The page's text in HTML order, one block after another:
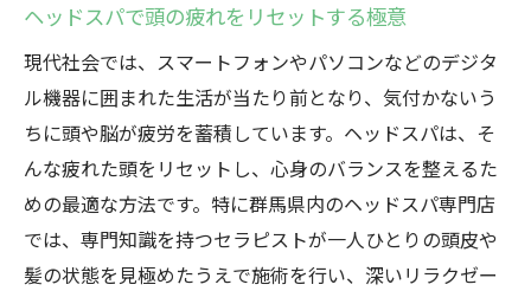
有水・ドライなど施術タイプの違い
群馬県ヘッドスパで得られる満足感とは
究極の60分が頭の疲れを癒す理由
60分ヘッドスパで得られる効果一覧
時間ごとのリラクゼーション体感比較
脳の休息と頭皮ケアが同時に叶う秘密
究極の60分が人気な理由に迫る
ヘッドスパで頭の疲れをリセットする極意
現代社会では、スマートフォンやパソコンなどのデジタ
ル機器に囲まれた生活が当たり前となり、気付かないう
ちに頭や脳が疲労を蓄積しています。ヘッドスパは、そ
んな疲れた頭をリセットし、心身のバランスを整えるた
めの最適な方法です。特に群馬県内のヘッドスパ専門店
では、専門知識を持つセラピストが一人ひとりの頭皮や
髪の状態を見極めたうえで施術を行い、深いリラクゼー